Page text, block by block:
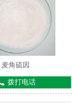
麦角硫因
拨打电话